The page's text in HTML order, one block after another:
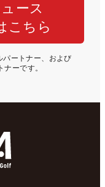
ース
こちら
パートナー、および
ーです。